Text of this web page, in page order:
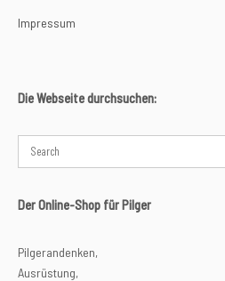
Impressum
Die Webseite durchsuchen:
Der Online-Shop für Pilger
Pilgerandenken,
Ausrüstung,